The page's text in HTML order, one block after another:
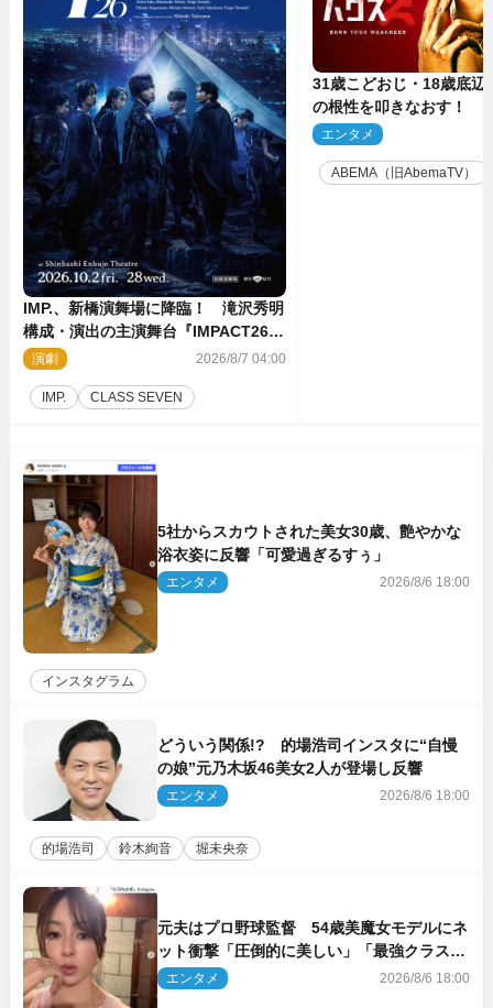
IMP.、新橋演舞場に降臨！ 滝沢秀明
構成・演出の主演舞台『IMPACT26』
上演決定
演劇 2026/8/7 04:00
IMP. CLASS SEVEN
31歳こどおじ・18歳底
の根性を叩きなおす！
ス』第2弾コーチ陣発表
エンタメ
ABEMA（旧AbemaTV）
5社からスカウトされた美女30歳、艶やかな
浴衣姿に反響「可愛過ぎるすぅ」
エンタメ 2026/8/6 18:00
インスタグラム
どういう関係!? 的場浩司インスタに“自慢
の娘”元乃木坂46美女2人が登場し反響
エンタメ 2026/8/6 18:00
的場浩司 鈴木絢音 堀未央奈
元夫はプロ野球監督 54歳美魔女モデルにネ
ット衝撃「圧倒的に美しい」「最強クラス」
「うっとり」
エンタメ 2026/8/6 18:00